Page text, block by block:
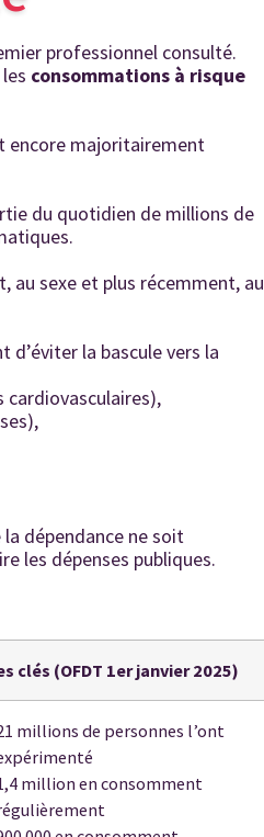
professionnel consulté.
consommations à risque
encore majoritairement
du quotidien de millions de
au sexe et plus récemment, au
d’éviter la bascule vers la
cardiovasculaires),
dépendance ne soit
les dépenses publiques.
clés (OFDT 1erjanvier 2025)
millions de personnes l’ont
million en consomment